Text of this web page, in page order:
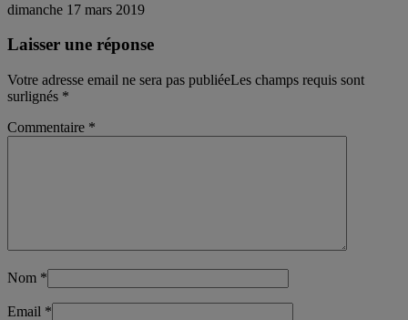
dimanche 17 mars 2019
Laisser une réponse
Votre adresse email ne sera pas publiéeLes champs requis sont
surlignés *
Commentaire *
Nom *
Email *